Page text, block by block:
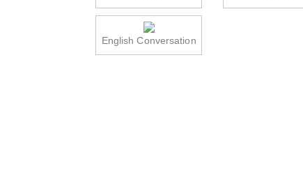
English Conversation